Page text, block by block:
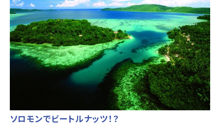
ソロモンでビートルナッツ！？